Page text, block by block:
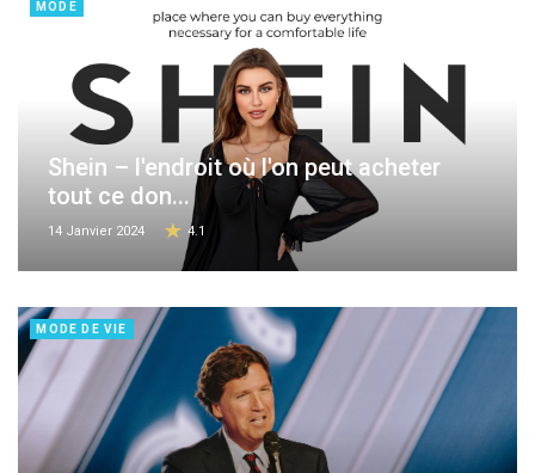
MODE
Shein – l'endroit où l'on peut acheter
tout ce don...
14 Janvier 2024 4.1
MODE DE VIE